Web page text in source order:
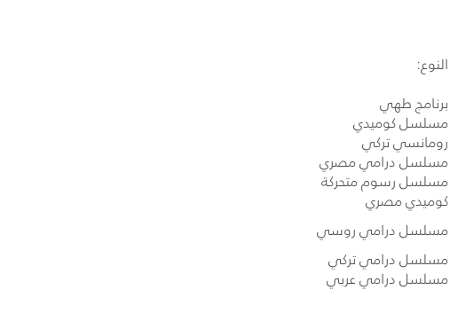
النوع:
برنامج طهي
مسلسل كوميدي
رومانسي تركي
مسلسل درامي مصري
مسلسل رسوم متحركة
كوميدي مصري
مسلسل درامي روسي
مسلسل درامي تركي
مسلسل درامي عربي